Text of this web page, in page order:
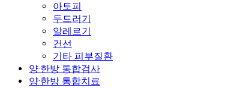
아토피
두드러기
알레르기
건선
기타 피부질환
양·한방 통합검사
양·한방 통합치료